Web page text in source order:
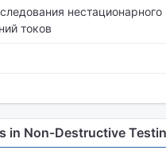
нестационарного
токов
in Non-Destructive